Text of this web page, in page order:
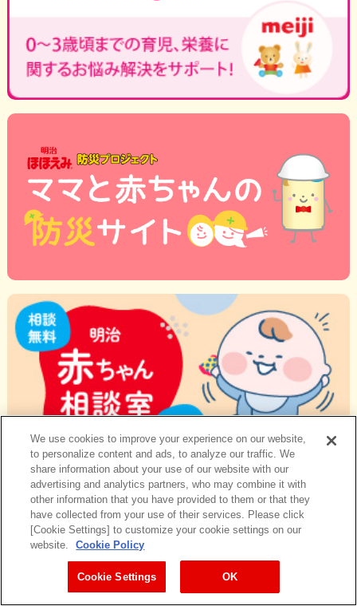
We use cookies to improve your experience on our website,
to personalize content and ads, to analyze our traffic. We
share information about your use of our website with our
advertising and analytics partners, who may combine it with
other information that you have provided to them or that they
have collected from your use of their services. Please click
[Cookie Settings] to customize your cookie settings on our
website.
Cookie Policy
Cookie Settings OK